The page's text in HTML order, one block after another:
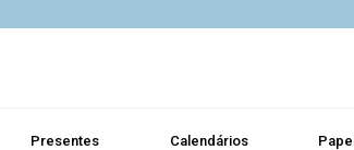
Presentes Calendários